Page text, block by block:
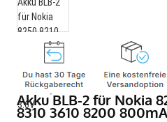
Akku BLB-2 für Nokia
8310 3610 8200